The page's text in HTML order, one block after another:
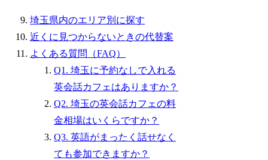
埼玉県内のエリア別に探す
近くに見つからないときの代替案
よくある質問（FAQ）
Q1. 埼玉に予約なしで入れる
英会話カフェはありますか？
Q2. 埼玉の英会話カフェの料
金相場はいくらですか？
Q3. 英語がまったく話せなく
ても参加できますか？